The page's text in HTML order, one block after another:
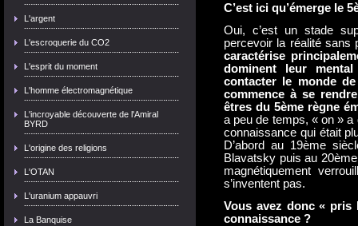
L'argent
L'escroquerie du CO2
L'esprit du moment
L'homme électromagnétique
L'incroyable découverte de l'Amiral
BYRD
L'origine des religions
L'OTAN
L'uranium appauvri
La Banquise
C’est ici qu’émerge le
Oui, c’est un stade
percevoir la réalité
caractérise
dominent leur
contacter le monde de
commence à se
êtres du 5ème règne
a peu de temps, « on »
connaissance qui était
D’abord au 19ème
Blavatsky puis au
magnétiquement
s’inventent pas.
Vous avez donc «
connaissance ?